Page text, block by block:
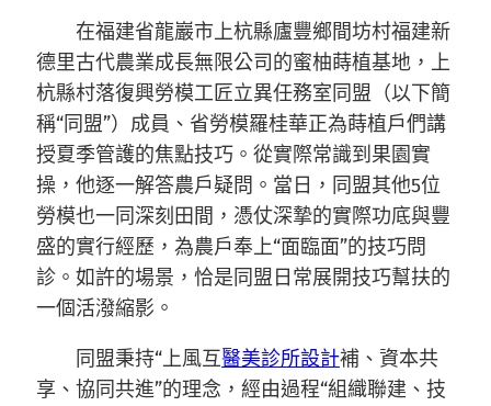
在福建省龍巖市上杭縣廬豐鄉間坊村福建新
德里古代農業成長無限公司的蜜柚蒔植基地，上
杭縣村落復興勞模工匠立異任務室同盟（以下簡
稱“同盟”）成員、省勞模羅桂華正為蒔植戶們講
授夏季管護的焦點技巧。從實際常識到果園實
操，他逐一解答農戶疑問。當日，同盟其他5位
勞模也一同深刻田間，憑仗深摯的實際功底與豐
盛的實行經歷，為農戶奉上“面臨面”的技巧問
診。如許的場景，恰是同盟日常展開技巧幫扶的
一個活潑縮影。
同盟秉持“上風互醫美診所設計補、資本共
享、協同共進”的理念，經由過程“組織聯建、技